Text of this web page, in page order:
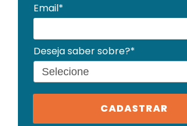
Email*
Deseja saber sobre?*
CADASTRAR